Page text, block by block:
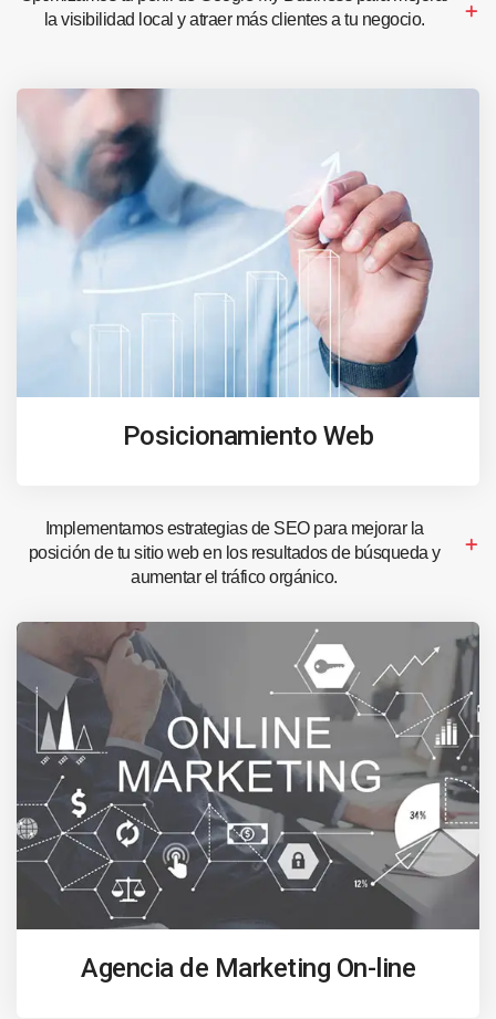
la visibilidad local y atraer más clientes a tu negocio.
Posicionamiento Web
Implementamos estrategias de SEO para mejorar la
posición de tu sitio web en los resultados de búsqueda y
aumentar el tráfico orgánico.
Agencia de Marketing On-line